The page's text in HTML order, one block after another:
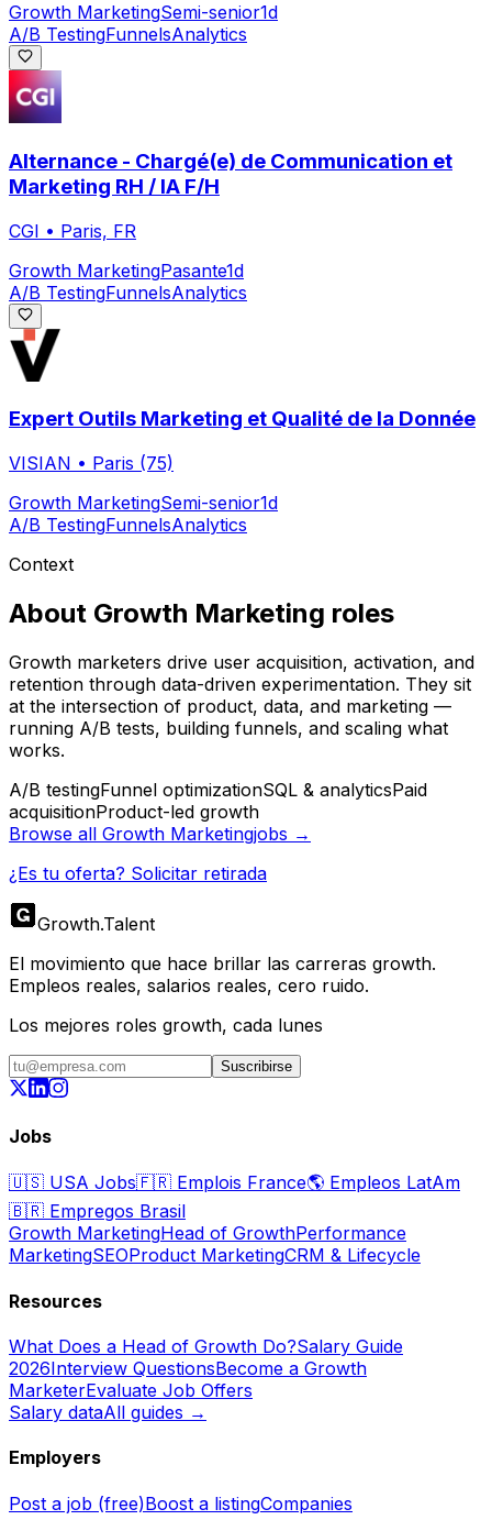
Growth MarketingSemi-senior1d
A/B TestingFunnelsAnalytics
Alternance - Chargé(e) de Communication et
Marketing RH / IA F/H
CGI • Paris, FR
Growth MarketingPasante1d
A/B TestingFunnelsAnalytics
Expert Outils Marketing et Qualité de la Donnée
VISIAN • Paris (75)
Growth MarketingSemi-senior1d
A/B TestingFunnelsAnalytics
Context
About Growth Marketing roles
Growth marketers drive user acquisition, activation, and
retention through data-driven experimentation. They sit
at the intersection of product, data, and marketing —
running A/B tests, building funnels, and scaling what
works.
A/B testingFunnel optimizationSQL & analyticsPaid
acquisitionProduct-led growth
Browse all Growth Marketingjobs →
¿Es tu oferta? Solicitar retirada
Growth.Talent
El movimiento que hace brillar las carreras growth.
Empleos reales, salarios reales, cero ruido.
Los mejores roles growth, cada lunes
Suscribirse
Jobs
🇺🇸 USA Jobs🇫🇷 Emplois France🌎 Empleos LatAm
🇧🇷 Empregos Brasil
Growth MarketingHead of GrowthPerformance
MarketingSEOProduct MarketingCRM & Lifecycle
Resources
What Does a Head of Growth Do?Salary Guide
2026Interview QuestionsBecome a Growth
MarketerEvaluate Job Offers
Salary dataAll guides →
Employers
Post a job (free)Boost a listingCompanies